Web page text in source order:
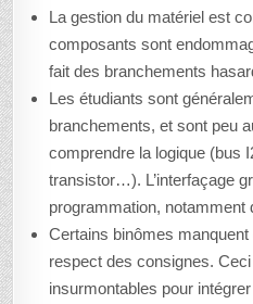
La gestion du matériel est
composants sont
fait des branchements
Les étudiants sont
branchements, et sont peu
comprendre la logique (bus
transistor…). L’interfaçage
programmation, notamment
Certains binômes manquent
respect des consignes.
insurmontables pour